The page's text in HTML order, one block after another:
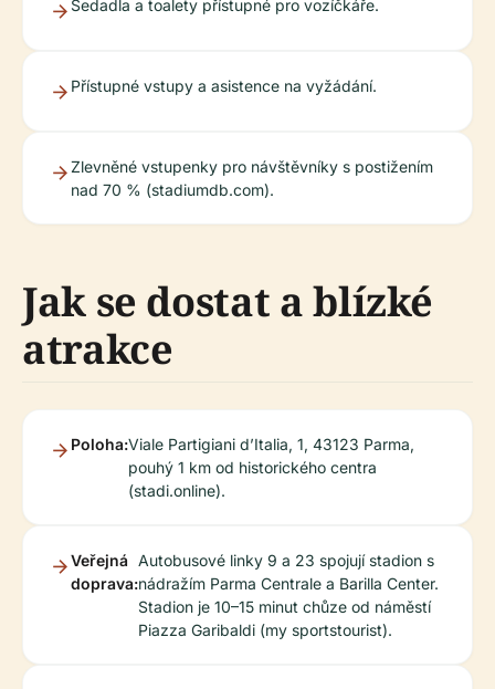
Sedadla a toalety přístupné pro vozíčkáře.
Přístupné vstupy a asistence na vyžádání.
Zlevněné vstupenky pro návštěvníky s postižením
nad 70 % (stadiumdb.com).
Jak se dostat a blízké
atrakce
Poloha:Viale Partigiani d’Italia, 1, 43123 Parma,
pouhý 1 km od historického centra
(stadi.online).
Veřejná
doprava:
Autobusové linky 9 a 23 spojují stadion s
nádražím Parma Centrale a Barilla Center.
Stadion je 10–15 minut chůze od náměstí
Piazza Garibaldi (my sportstourist).